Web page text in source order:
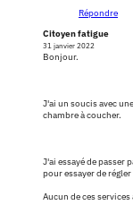
Répondre
Citoyen fatigue
31 janvier 2022
Bonjour.
J'ai un soucis avec
chambre à coucher.
J'ai essayé de passer
pour essayer de
Aucun de ces